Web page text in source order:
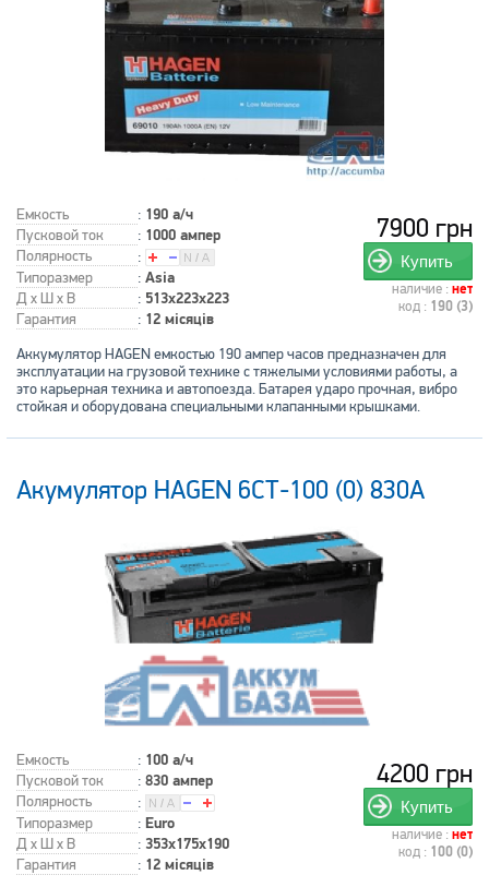
Емкость : 190 а/ч
Пусковой ток : 1000 ампер
Полярность
:
Типоразмер
: Asia
Д x Ш x В : 513x223x223
Гарантия : 12 місяців
7900 грн
Купить
наличие : нет
код : 190 (3)
Аккумулятор HAGEN емкостью 190 ампер часов предназначен для
эксплуатации на грузовой технике с тяжелыми условиями работы, а
это карьерная техника и автопоезда. Батарея ударо прочная, вибро
стойкая и оборудована специальными клапанными крышками.
Акумулятор HAGEN 6СТ-100 (0) 830A
Емкость : 100 а/ч
Пусковой ток : 830 ампер
Полярность
:
Типоразмер
: Euro
Д x Ш x В : 353x175x190
Гарантия : 12 місяців
4200 грн
Купить
наличие : нет
код : 100 (0)